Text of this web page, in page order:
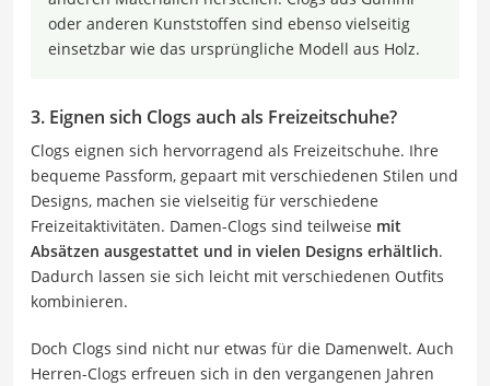
oder anderen Kunststoffen sind ebenso vielseitig
einsetzbar wie das ursprüngliche Modell aus Holz.
3. Eignen sich Clogs auch als Freizeitschuhe?
Clogs eignen sich hervorragend als Freizeitschuhe. Ihre
bequeme Passform, gepaart mit verschiedenen Stilen und
Designs, machen sie vielseitig für verschiedene
Freizeitaktivitäten. Damen-Clogs sind teilweise mit
Absätzen ausgestattet und in vielen Designs erhältlich.
Dadurch lassen sie sich leicht mit verschiedenen Outfits
kombinieren.
Doch Clogs sind nicht nur etwas für die Damenwelt. Auch
Herren-Clogs erfreuen sich in den vergangenen Jahren